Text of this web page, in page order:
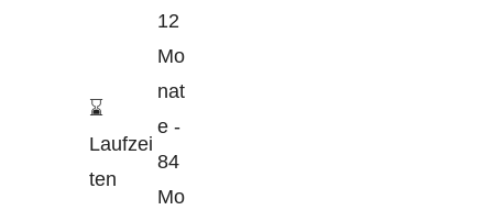
⌛
Laufzei
ten
12
Mo
nat
e -
84
Mo